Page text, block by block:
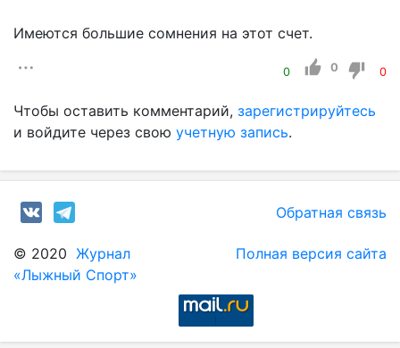
Имеются большие сомнения на этот счет.
0 0 0
Чтобы оставить комментарий, зарегистрируйтесь
и войдите через свою учетную запись.
Обратная связь
© 2020 Журнал
«Лыжный Спорт»
Полная версия сайта